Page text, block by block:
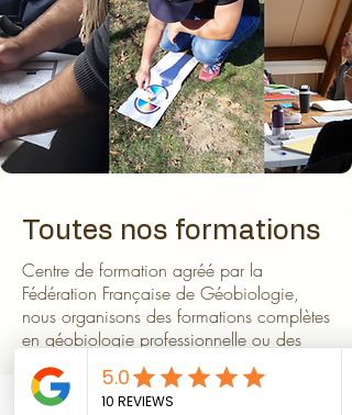
Toutes nos formations
Centre de formation agréé par la
Fédération Française de Géobiologie,
nous organisons des formations complètes
en géobiologie professionnelle ou des
formations en géobiologie de l'habitat
pour votre connaissance personnelle et
d'autres formations encore...